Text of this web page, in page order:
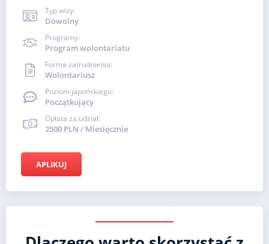
Typ wizy:
Dowolny
Programy:
Program wolontariatu
Forma zatrudnienia:
Wolontariusz
Poziom japońskiego:
Początkujący
Opłata za udział:
2500 PLN / Miesięcznie
APLIKUJ